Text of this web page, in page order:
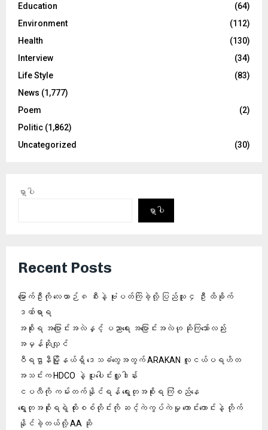
Education
(64)
Environment
(112)
Health
(130)
Interview
(34)
Life Style
(83)
News (1,777)
Poem
(2)
Politic (1,862)
Uncategorized
(30)
ရှာပါ
ရှာပါ
Recent Posts
မြောက်ဦးကို လေယာဉ် ၈ စီးနဲ့ ဗုံးပတ်ကြဲခဲ့လို့ ပြည်သူ ၄ ဦး ထိခိုက်
ဒဏ်ရာရ
အစိုးရ အပြောင်းအလဲနှင့် ပညာရေး အပြောင်းအလဲဟု ဆိုကြသော်လည်း
အမှန်ဆိုလျှင်
ဝီရဌာနီမြို့နယ်ရှိ‌ ဒေသခံတွေအတွက် ARAKAN လူငယ်ပရဟိတ
အသင်းက HDCO နဲ့ ပူးပေါင်းလှူဒါန်း
ငပလီကို ကမ်းတက်နိုင်ရန် ရွေးတုအစိုးရ ကြံစည်နေ
ရွေးတုအစိုးရရဲ့ ထိုးစစ်တိုင်းကို ဆင့်ကဲကွပ်ကဲမှု ကောင်းကောင်းနဲ့ တိုက်
နိုင်ခဲ့တယ်လို့ AA ဆို